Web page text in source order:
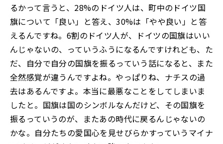
るかって言うと、28%のドイツ人は、町中のドイツ国
旗について「良い」と答え、30%は「やや良い」と答
えるんですね。6割のドイツ人が、ドイツの国旗はいい
んじゃないの、っていうふうになるんですけれども、た
だ、自分で自分の国旗を振るっていう話になると、また
全然感覚が違うんですよね。やっぱりね、ナチスの過
去はあるんですよ。本当に最悪なことをしてしまいま
したと。国旗は国のシンボルなんだけど、その国旗を
振るっていうのが、またあの時代に戻るんじゃないの
かな。自分たちの愛国心を見せびらかすっていうマイナ